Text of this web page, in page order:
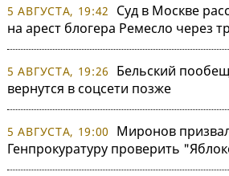
5 АВГУСТА, 19:42
Суд в Москве
на арест блогера Ремесло через
5 АВГУСТА, 19:26
Бельский
вернутся в соцсети позже
5 АВГУСТА, 19:00
Миронов
Генпрокуратуру проверить